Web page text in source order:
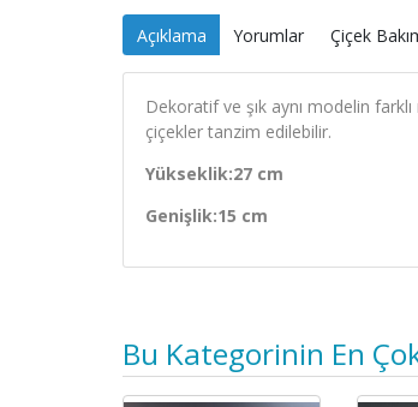
Açıklama Yorumlar Çiçek
Dekoratif ve şık aynı modelin
çiçekler tanzim edilebilir.
Yükseklik:27 cm
Genişlik:15 cm
Bu Kategorinin En